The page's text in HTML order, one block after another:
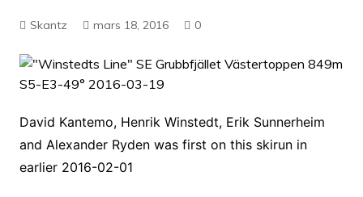
Skantz mars 18, 2016 0
David Kantemo, Henrik Winstedt, Erik Sunnerheim
and Alexander Ryden was first on this skirun in
earlier 2016-02-01